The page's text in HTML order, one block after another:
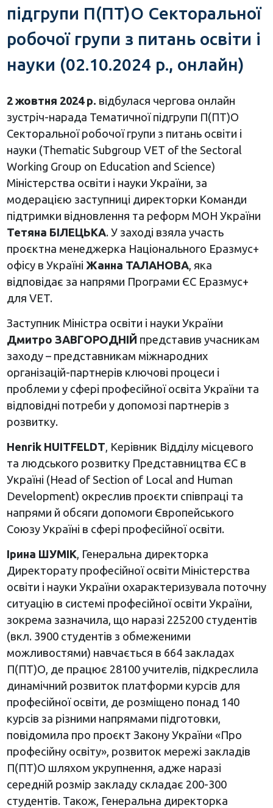
підгрупи П(ПТ)О Секторальної
робочої групи з питань освіти і
науки (02.10.2024 р., онлайн)
2 жовтня 2024 р. відбулася чергова онлайн
зустріч-нарада Тематичної підгрупи П(ПТ)О
Секторальної робочої групи з питань освіти і
науки (Thematic Subgroup VET of the Sectoral
Working Group on Education and Science)
Міністерства освіти і науки України, за
модерацією заступниці директорки Команди
підтримки відновлення та реформ МОН України
Тетяна БІЛЕЦЬКА. У заході взяла участь
проєктна менеджерка Національного Еразмус+
офісу в Україні Жанна ТАЛАНОВА, яка
відповідає за напрями Програми ЄС Еразмус+
для VET.
Заступник Міністра освіти і науки України
Дмитро ЗАВГОРОДНІЙ представив учасникам
заходу – представникам міжнародних
організацій-партнерів ключові процеси і
проблеми у сфері професійної освіта України та
відповідні потреби у допомозі партнерів з
розвитку.
Henrik HUITFELDT, Керівник Відділу місцевого
та людського розвитку Представництва ЄС в
Україні (Head of Section of Local and Human
Development) окреслив проєкти співпраці та
напрями й обсяги допомоги Європейського
Союзу Україні в сфері професійної освіти.
Ірина ШУМІК, Генеральна директорка
Директорату професійної освіти Міністерства
освіти і науки України охарактеризувала поточну
ситуацію в системі професійної освіти України,
зокрема зазначила, що наразі 225200 студентів
(вкл. 3900 студентів з обмеженими
можливостями) навчається в 664 закладах
П(ПТ)О, де працює 28100 учителів, підкреслила
динамічний розвиток платформи курсів для
професійної освіти, де розміщено понад 140
курсів за різними напрямами підготовки,
повідомила про проєкт Закону України «Про
професійну освіту», розвиток мережі закладів
П(ПТ)О шляхом укрупнення, адже наразі
середній розмір закладу складає 200-300
студентів. Також, Генеральна директорка